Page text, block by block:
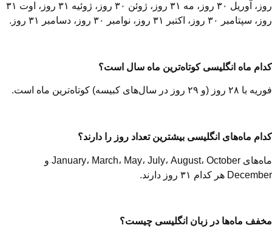
روز، آوریل ۳۰ روز، مه ۳۱ روز، ژوئن ۳۰ روز، ژوئیه ۳۱ روز، اوت ۳۱
روز، سپتامبر ۳۰ روز، اکتبر ۳۱ روز، نوامبر ۳۰ روز، دسامبر ۳۱ روز.
کدام ماه انگلیسی کوتاه‌ترین ماه سال است؟
فوریه با ۲۸ روز (و ۲۹ روز در سال‌های کبیسه) کوتاه‌ترین ماه است.
کدام ماه‌های انگلیسی بیشترین تعداد روز را دارند؟
ماه‌های January، March، May، July، August، October و
December هر کدام ۳۱ روز دارند.
مخفف ماه‌ها در زبان انگلیسی چیست؟